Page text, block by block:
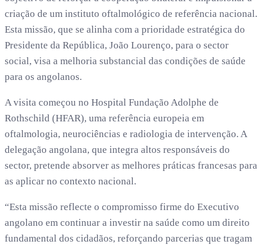
criação de um instituto oftalmológico de referência nacional.
Esta missão, que se alinha com a prioridade estratégica do
Presidente da República, João Lourenço, para o sector
social, visa a melhoria substancial das condições de saúde
para os angolanos.
A visita começou no Hospital Fundação Adolphe de
Rothschild (HFAR), uma referência europeia em
oftalmologia, neurociências e radiologia de intervenção. A
delegação angolana, que integra altos responsáveis do
sector, pretende absorver as melhores práticas francesas para
as aplicar no contexto nacional.
“Esta missão reflecte o compromisso firme do Executivo
angolano em continuar a investir na saúde como um direito
fundamental dos cidadãos, reforçando parcerias que tragam